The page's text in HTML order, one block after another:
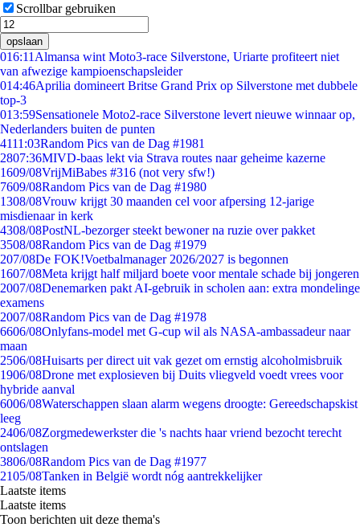
Scrollbar gebruiken
opslaan
016:11 Almansa wint Moto3-race Silverstone, Uriarte profiteert niet
van afwezige kampioenschapsleider
014:46Aprilia domineert Britse Grand Prix op Silverstone met dubbele
top-3
013:59Sensationele Moto2-race Silverstone levert nieuwe winnaar op,
Nederlanders buiten de punten
4111:03Random Pics van de Dag #1981
2807:36MIVD-baas lekt via Strava routes naar geheime kazerne
1609/08VrijMiBabes #316 (not very sfw!)
7609/08Random Pics van de Dag #1980
1308/08Vrouw krijgt 30 maanden cel voor afpersing 12-jarige
misdienaar in kerk
4308/08PostNL-bezorger steekt bewoner na ruzie over pakket
3508/08Random Pics van de Dag #1979
207/08De FOK!Voetbalmanager 2026/2027 is begonnen
1607/08Meta krijgt half miljard boete voor mentale schade bij jongeren
2007/08Denemarken pakt AI-gebruik in scholen aan: extra mondelinge
examens
2007/08Random Pics van de Dag #1978
6606/08Onlyfans-model met G-cup wil als NASA-ambassadeur naar
maan
2506/08Huisarts per direct uit vak gezet om ernstig alcoholmisbruik
1906/08Drone met explosieven bij Duits vliegveld voedt vrees voor
hybride aanval
6006/08Waterschappen slaan alarm wegens droogte: Gereedschapskist
leeg
2406/08Zorgmedewerkster die 's nachts haar vriend bezocht terecht
ontslagen
3806/08Random Pics van de Dag #1977
2105/08Tanken in België wordt nóg aantrekkelijker
Laatste items
Laatste items
Toon berichten uit deze thema's